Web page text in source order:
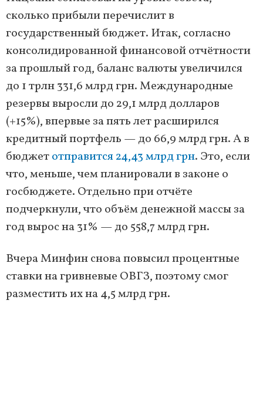
сколько прибыли перечислит в
государственный бюджет. Итак, согласно
консолидированной финансовой отчётности
за прошлый год, баланс валюты увеличился
до 1 трлн 331,6 млрд грн. Международные
резервы выросли до 29,1 млрд долларов
(+15%), впервые за пять лет расширился
кредитный портфель — до 66,9 млрд грн. А в
бюджетотправится 24,43 млрд грн. Это, если
что, меньше, чем планировали в законе о
госбюджете. Отдельно при отчёте
подчеркнули, что объём денежной массы за
год вырос на 31% — до 558,7 млрд грн.
Вчера Минфин снова повысил процентные
ставки на гривневые ОВГЗ, поэтому смог
разместить их на 4,5 млрд грн.